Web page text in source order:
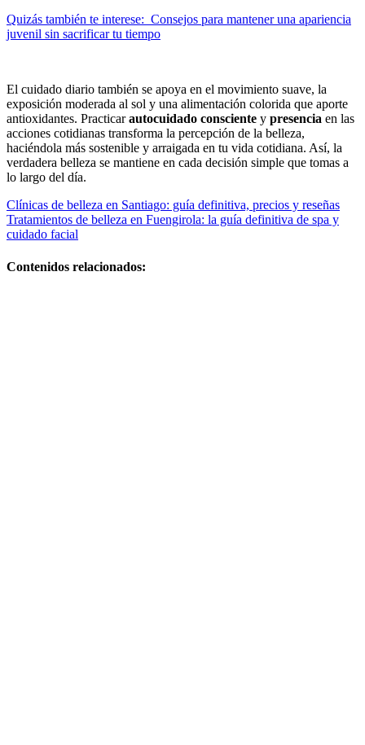
Quizás también te interese: Consejos para mantener una apariencia
juvenil sin sacrificar tu tiempo
El cuidado diario también se apoya en el movimiento suave, la
exposición moderada al sol y una alimentación colorida que aporte
antioxidantes. Practicarautocuidado consciente y presencia en las
acciones cotidianas transforma la percepción de la belleza,
haciéndola más sostenible y arraigada en tu vida cotidiana. Así, la
verdadera belleza se mantiene en cada decisión simple que tomas a
lo largo del día.
Navegación
de
Clínicas de belleza en Santiago: guía definitiva, precios y reseñas
Tratamientos de belleza en Fuengirola: la guía definitiva de spa y
cuidado facial
Contenidos relacionados: